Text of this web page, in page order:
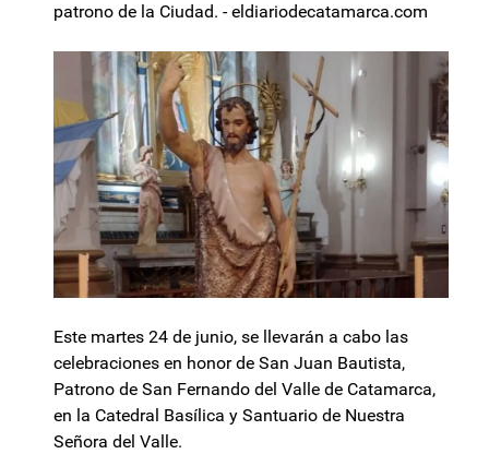
patrono de la Ciudad. - eldiariodecatamarca.com
Este martes 24 de junio, se llevarán a cabo las
celebraciones en honor de San Juan Bautista,
Patrono de San Fernando del Valle de Catamarca,
en la Catedral Basílica y Santuario de Nuestra
Señora del Valle.